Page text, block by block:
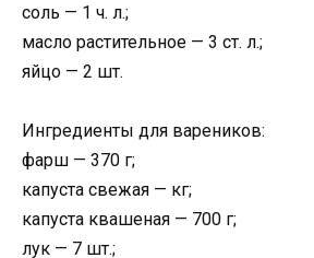
соль — 1 ч. л.;
масло растительное — 3 ст. л.;
яйцо — 2 шт.
Ингредиенты для вареников:
фарш — 370 г;
капуста свежая — кг;
капуста квашеная — 700 г;
лук — 7 шт.;